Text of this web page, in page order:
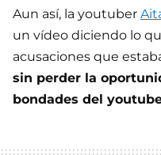
Aun así, la youtuber
un vídeo diciendo lo
acusaciones que
sin perder la
bondades del